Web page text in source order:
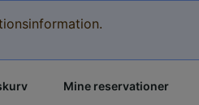
Mine reservationer